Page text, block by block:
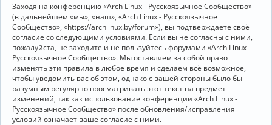
и
н
та
ц
и
я
Заходя на конференцию «Arch Linux - Русскоязычное Сообщество»
(в дальнейшем «мы», «наш», «Arch Linux - Русскоязычное
Сообщество», «https://archlinux.by/forum»), вы подтверждаете своё
согласие со следующими условиями. Если вы не согласны с ними,
пожалуйста, не заходите и не пользуйтесь форумами «Arch Linux -
Русскоязычное Сообщество». Мы оставляем за собой право
изменять эти правила в любое время и сделаем всё возможное,
чтобы уведомить вас об этом, однако с вашей стороны было бы
разумным регулярно просматривать этот текст на предмет
изменений, так как использование конференции «Arch Linux -
Русскоязычное Сообщество» после обновления/исправления
условий означает ваше согласие с ними.